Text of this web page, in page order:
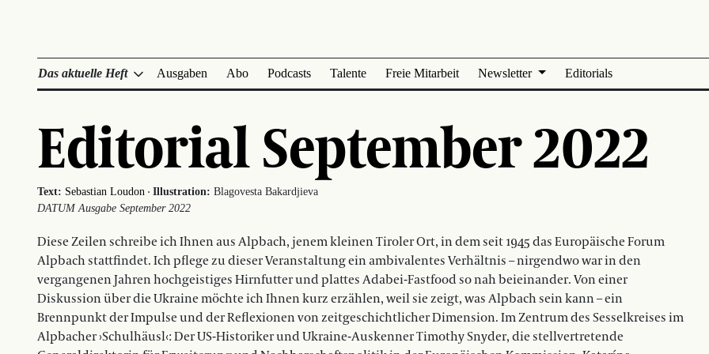
Das aktuelle Heft Ausgaben Abo Podcasts Talente Freie Mitarbeit Newsletter Editorials
Editorial September 2022
Text: Sebastian Loudon · Illustration: Blagovesta Bakardjieva
DATUM Ausgabe September 2022
Diese Zeilen schreibe ich Ihnen aus Alpbach, jenem kleinen Tiroler Ort, in dem seit 1945 das Europäische Forum
Alpbach stattfindet. Ich pflege zu dieser Veranstaltung ein ambivalentes Verhältnis – nirgendwo war in den
vergangenen Jahren hochgeistiges Hirnfutter und plattes Adabei-Fastfood so nah beieinander. Von einer
Diskussion über die Ukraine möchte ich Ihnen kurz erzählen, weil sie zeigt, was Alpbach sein kann – ein
Brennpunkt der Impulse und der Reflexionen von zeitgeschichtlicher Dimension. Im Zentrum des Sesselkreises im
Alpbacher ›Schulhäusl‹: Der US-Historiker und Ukraine-Auskenner Timothy Snyder, die stellvertretende